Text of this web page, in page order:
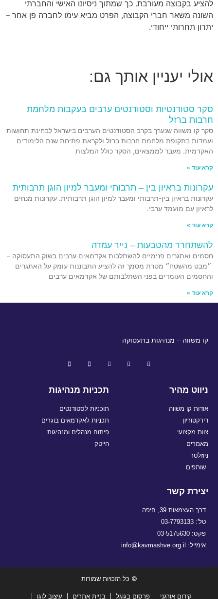
להציע בקבוצה מעורבת. כך שמתוך ניסיונו האישי והחברתי
השונה משאר חברי הקבוצה, הפרט מביא עימו לחברה פן אחר –
יתרון תחרותי ייחודי.
אולי יעניין אותך גם:
סקר סטודנטיות וסטודנטים ערבים בעקבות מלחמת
חרבות ברזל
סקר קו משווה שנערך בקרב הסטודנטים הערבים בישראל לבחינת תחושות
ועמדות בתקופת מלחמת חרבות ברזל ולקראת פתיחת שנת הלימודים
האקדמית. מעבר לממצאים, הסקר כולל המלצות
קרא עוד »
עקרונות בראיון בין – תרבותי ומעבר למיון הוגן תרבותית
עקרונות בראיון בין-תרבותי ומעבר למיון הוגן תרבותית. עקרונות מנחים
לראיון עם מועמד ערבי.
קרא עוד »
להשתחרר מהטבעות – נייר עמדה
חסמים ואתגרים פנימיים להשתלבות אקדמאים ערבים בשוק התעסוקה –
״מבט מהשטח״ מטרת מסמך זה להציע התבוננות עומק על האתגרים
והחסמים העומדים בפני השתלבותם של אקדמאים ערבים
קרא עוד »
קו משווה – מנהיגות בתעסוקה
ניווט מהיר
אודות קו משווה
דירקטוריון
צוות מקצועי
מאמרים
ניוזלטר
שותפים
תכניות מנהיגות
תוכניות לסטודנטים
תכניות לאקדמאים בוגרים
פיתוח מנהלים ומנהיגות
הייטק
יצירת קשר
דרך העצמאות 39, חיפה
טל': 03-7793133
פקס: 03-5175630
אימייל: info@kavmashve.org.il
© כל הזכויות שמורות
קידום אורגני פרסום בגוגל בניית אתרים
עיצוב לוגו